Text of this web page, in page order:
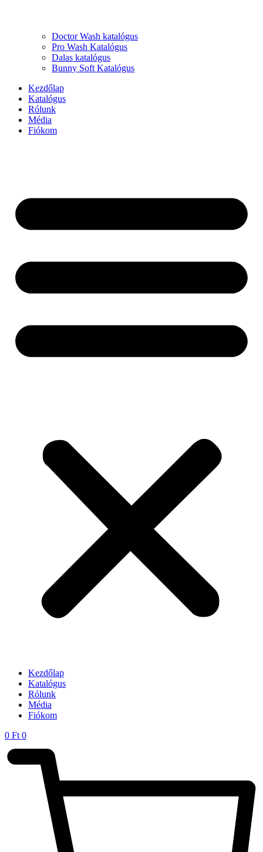
Doctor Wash katalógus
Pro Wash Katalógus
Dalas katalógus
Bunny Soft Katalógus
Kezdőlap
Katalógus
Rólunk
Média
Fiókom
Kezdőlap
Katalógus
Rólunk
Média
Fiókom
0 Ft 0